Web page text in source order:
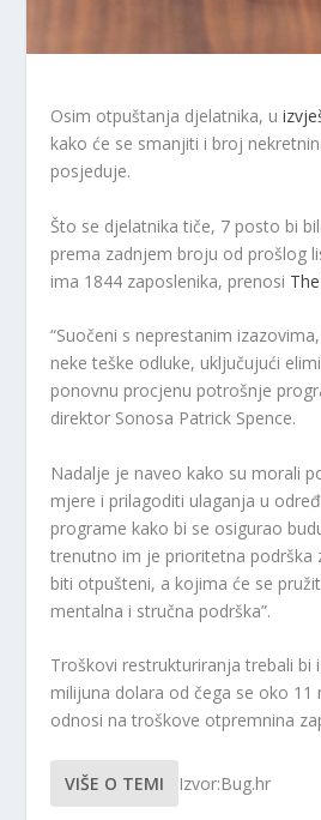
Osim otpuštanja djelatnika, u
kako će se smanjiti i broj
posjeduje.
Što se djelatnika tiče, 7 posto bi
prema zadnjem broju od prošlog
ima 1844 zaposlenika, prenosi
“Suočeni s neprestanim
neke teške odluke, uključujući
ponovnu procjenu potrošnje
direktor Sonosa Patrick Spence.
Nadalje je naveo kako su morali
mjere i prilagoditi ulaganja u
programe kako bi se osigurao
trenutno im je prioritetna podrška
biti otpušteni, a kojima će se
mentalna i stručna podrška”.
Troškovi restrukturiranja trebali bi
milijuna dolara od čega se oko 11
odnosi na troškove otpremnina
VIŠE O TEMI Izvor:Bug.hr